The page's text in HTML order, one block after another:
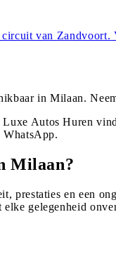
van Zandvoort.
inMilaan.
Autos Huren
WhatsApp.
Milaan?
prestaties en een
gelegenheid